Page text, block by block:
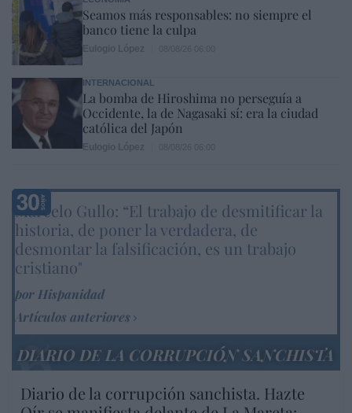
Seamos más responsables: no siempre el
banco tiene la culpa
INTERNACIONAL
La bomba de Hiroshima no perseguía a
Occidente, la de Nagasaki sí: era la ciudad
católica del Japón
Marcelo Gullo: “El trabajo de desmitificar la
historia, de poner la verdadera, de
desmontar la falsificación, es un trabajo
cristiano"
por Hispanidad
Artículos anteriores
DIARIO DE LA CORRUPCIÓN SANCHISTA
Diario de la corrupción sanchista. Hazte